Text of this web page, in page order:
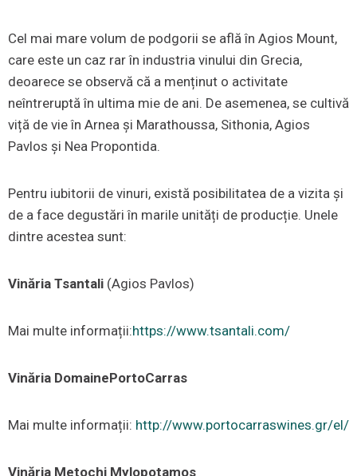
Cel mai mare volum de podgorii se află în Agios Mount,
care este un caz rar în industria vinului din Grecia,
deoarece se observă că a menținut o activitate
neîntreruptă în ultima mie de ani. De asemenea, se cultivă
viță de vie în Arnea și Marathoussa, Sithonia, Agios
Pavlos și Nea Propontida.
Pentru iubitorii de vinuri, există posibilitatea de a vizita și
de a face degustări în marile unități de producție. Unele
dintre acestea sunt:
Vinăria Tsantali (Agios Pavlos)
Mai multe informații:https://www.tsantali.com/
Vinăria DomainePortoCarras
Mai multe informații: http://www.portocarraswines.gr/el/
Vinăria Metochi Mylopotamos